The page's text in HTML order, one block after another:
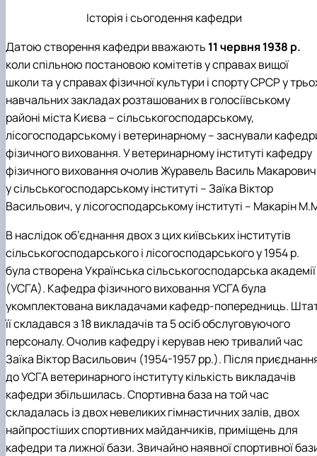
Історія і сьогодення кафедри
Датою створення кафедри вважають 11 червня 1938 р.
коли спільною постановою комітетів у справах вищої
школи та у справах фізичної культури і спорту СРСР у
навчальних закладах розташованих в голосіївському
районі міста Києва – сільськогосподарському,
лісогосподарському і ветеринарному – заснували
фізичного виховання. У ветеринарному інституті кафедру
фізичного виховання очолив Журавель Василь
у сільськогосподарському інституті – Заїка Віктор
Васильович, у лісогосподарському інституті – Макарін
В наслідок об’єднання двох з цих київських інститутів
сільськогосподарського і лісогосподарського у 1954 р.
була створена Українська сільськогосподарська академії
(УСГА). Кафедра фізичного виховання УСГА була
укомплектована викладачами кафедр-попередниць.
її складався з 18 викладачів та 5 осіб обслуговуючого
персоналу. Очолив кафедру і керував нею тривалий час
Заїка Віктор Васильович (1954-1957 рр.). Після
до УСГА ветеринарного інституту кількість викладачів
кафедри збільшилась. Спортивна база на той час
складалась із двох невеликих гімнастичних залів, двох
найпростіших спортивних майданчиків, приміщень для
кафедри та лижної бази. Звичайно наявної спортивної